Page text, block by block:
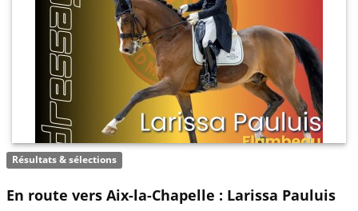
Résultats & sélections
En route vers Aix-la-Chapelle : Larissa Pauluis